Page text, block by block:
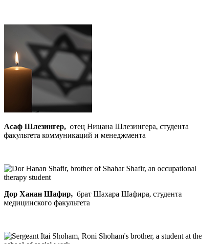
Асаф Шлезингер, отец Ницана Шлезингера, студента
факультета коммуникаций и менеджмента
Дор Ханан Шафир, брат Шахара Шафира, студента
медицинского факультета